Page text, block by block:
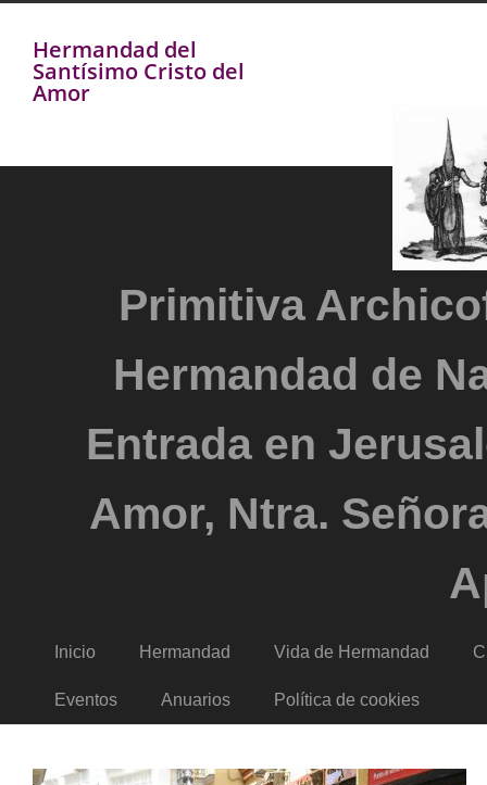
Hermandad del
Santísimo Cristo del
Amor
Primitiva
Hermandad de
Entrada en
Amor, Ntra.
Inicio Hermandad Vida de Hermandad
Eventos Anuarios Política de cookies